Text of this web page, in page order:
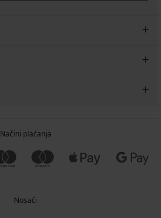
Načini plaćanja
Nosači